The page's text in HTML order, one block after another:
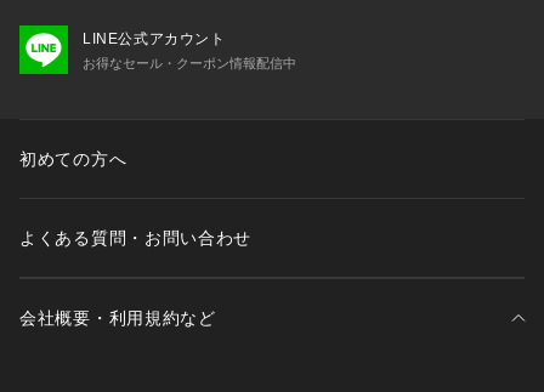
LINE公式アカウント
お得なセール・クーポン情報配信中
初めての方へ
よくある質問・お問い合わせ
会社概要・利用規約など